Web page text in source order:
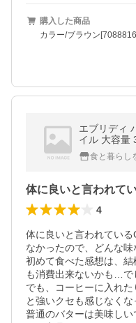
購入した商品
カラー/ブラウン
エブリディ
イル 大容量
ー ギー ＆
食と暮らし
体に良いと言われて
4
体に良いと言われてい
なかったので、どんな味
初めて食べた感想は、
も消費出来ないかも…で
でも、コーヒーに入れ
と強いクセも感じなくな
普通のバターは美味し